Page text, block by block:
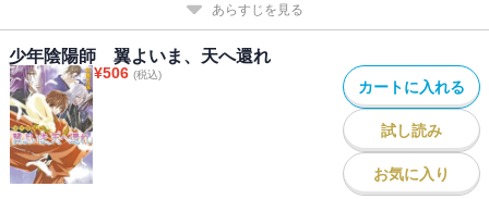
あらすじを見る
少年陰陽師 翼よいま、天へ還れ
¥506 (税込)
カートに入れる
試し読み
お気に入り